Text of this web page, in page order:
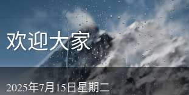
欢迎大家
2025年7月15日星期二